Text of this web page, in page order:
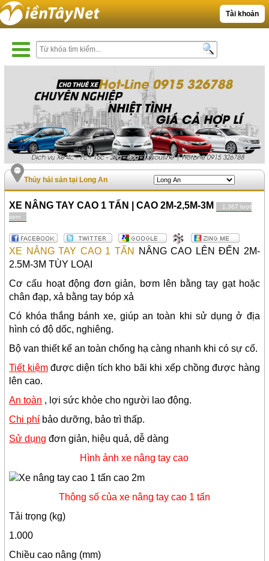
Tài khoản
Thủy hải sản tại Long An
XE NÂNG TAY CAO 1 TẤN | CAO 2M-2,5M-3M
1,367 lượt
xem
XE NÂNG TAY CAO 1 TẤN
NÂNG CAO LÊN ĐẾN 2M-
2.5M-3M TÙY LOẠI
Cơ cấu hoạt động đơn giản, bơm lên bằng tay gạt hoặc
chân đạp, xả bằng tay bóp xả
Có khóa thắng bánh xe, giúp an toàn khi sử dụng ở địa
hình có độ dốc, nghiêng.
Bộ van thiết kế an toàn chống hạ càng nhanh khi có sự cố.
Tiết kiệmđược diện tích kho bãi khi xếp chồng được hàng
lên cao.
An toàn , lợi sức khỏe cho người lao động.
Chi phí bảo dưỡng, bảo trì thấp.
Sử dụng đơn giản, hiệu quả, dễ dàng
Hình ảnh xe nâng tay cao
Thông số của xe nâng tay cao 1 tấn
Tải trọng (kg)
1.000
Chiều cao nâng (mm)